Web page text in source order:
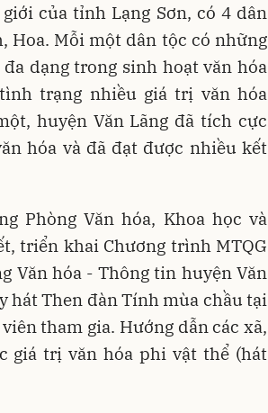
của tỉnh Lạng Sơn, có 4 dân
Hoa. Mỗi một dân tộc có những
dạng trong sinh hoạt văn hóa
trạng nhiều giá trị văn hóa
huyện Văn Lãng đã tích cực
hóa và đã đạt được nhiều kết
Phòng Văn hóa, Khoa học và
triển khai Chương trình MTQG
Văn hóa - Thông tin huyện Văn
hát Then đàn Tính mùa chầu tại
tham gia. Hướng dẫn các xã,
giá trị văn hóa phi vật thể (hát